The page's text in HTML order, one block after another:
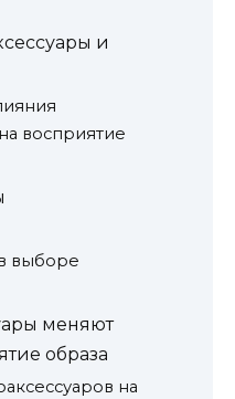
и
восприятие
выборе
меняют
образа
на